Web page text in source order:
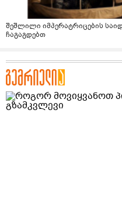
შეშლილი იმპერატრიცების
ჩაგაგდებთ